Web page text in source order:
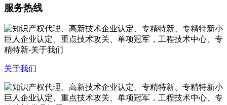
服务热线
关于我们